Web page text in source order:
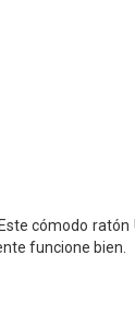
cómodo
funcione bien.